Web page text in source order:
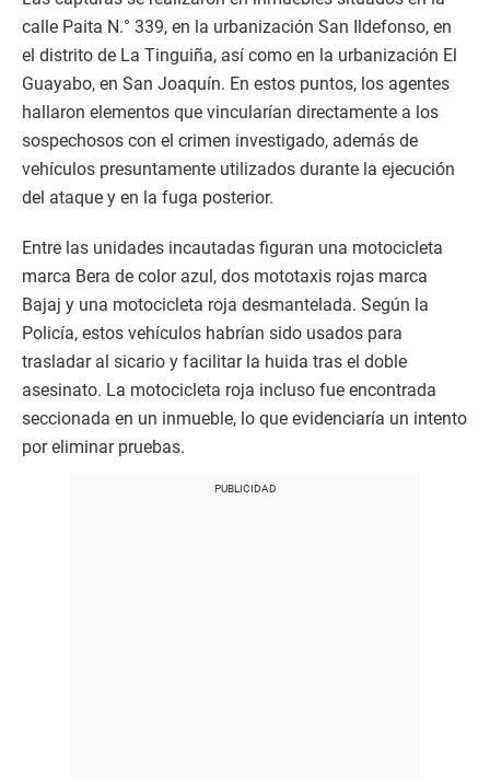
calle Paita N.° 339, en la urbanización San Ildefonso, en
el distrito de La Tinguiña, así como en la urbanización El
Guayabo, en San Joaquín. En estos puntos, los agentes
hallaron elementos que vincularían directamente a los
sospechosos con el crimen investigado, además de
vehículos presuntamente utilizados durante la ejecución
del ataque y en la fuga posterior.
Entre las unidades incautadas figuran una motocicleta
marca Bera de color azul, dos mototaxis rojas marca
Bajaj y una motocicleta roja desmantelada. Según la
Policía, estos vehículos habrían sido usados para
trasladar al sicario y facilitar la huida tras el doble
asesinato. La motocicleta roja incluso fue encontrada
seccionada en un inmueble, lo que evidenciaría un intento
por eliminar pruebas.